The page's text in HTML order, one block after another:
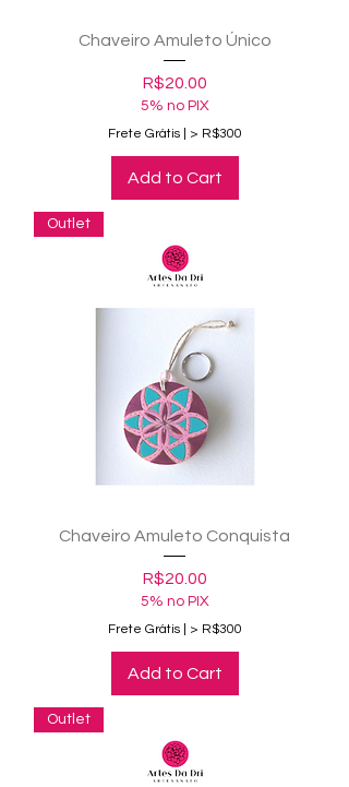
Chaveiro Amuleto Único
Price
R$20.00
5% no PIX
Frete Grátis | > R$300
Add to Cart
Outlet
Chaveiro Amuleto Conquista
Price
R$20.00
5% no PIX
Frete Grátis | > R$300
Add to Cart
Outlet